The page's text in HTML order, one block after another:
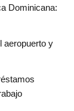
Dominicana:
aeropuerto y